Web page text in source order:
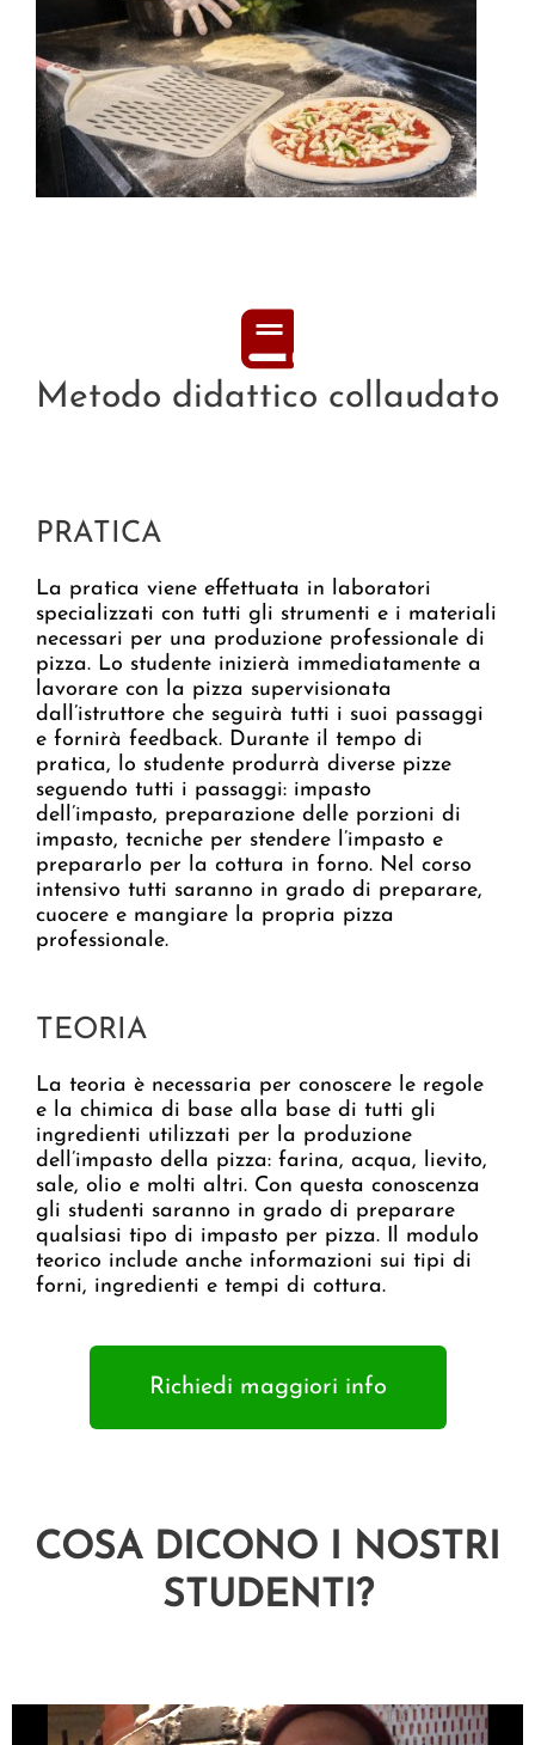
Metodo didattico collaudato
PRATICA
La pratica viene effettuata in laboratori
specializzati con tutti gli strumenti e i materiali
necessari per una produzione professionale di
pizza. Lo studente inizierà immediatamente a
lavorare con la pizza supervisionata
dall’istruttore che seguirà tutti i suoi passaggi
e fornirà feedback. Durante il tempo di
pratica, lo studente produrrà diverse pizze
seguendo tutti i passaggi: impasto
dell’impasto, preparazione delle porzioni di
impasto, tecniche per stendere l’impasto e
prepararlo per la cottura in forno. Nel corso
intensivo tutti saranno in grado di preparare,
cuocere e mangiare la propria pizza
professionale.
TEORIA
La teoria è necessaria per conoscere le regole
e la chimica di base alla base di tutti gli
ingredienti utilizzati per la produzione
dell’impasto della pizza: farina, acqua, lievito,
sale, olio e molti altri. Con questa conoscenza
gli studenti saranno in grado di preparare
qualsiasi tipo di impasto per pizza. Il modulo
teorico include anche informazioni sui tipi di
forni, ingredienti e tempi di cottura.
Richiedi maggiori info
COSA DICONO I NOSTRI
STUDENTI?
Video